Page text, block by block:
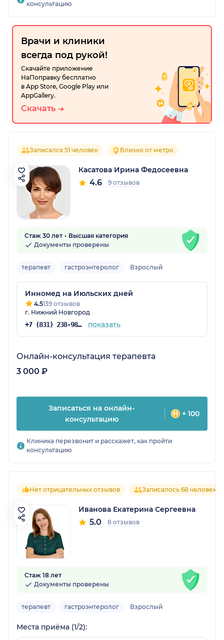
консультацию
Врачи и клиники
всегда под рукой!
Скачайте приложение
НаПоправку бесплатно
в App Store, Google Play или
AppGallery.
Скачать
Записался 51 человек Близко от метро
Касатова Ирина Федосеевна
4.6 9 отзывов
Стаж 30 лет
Высшая категория
Документы проверены
терапевт гастроэнтеролог Взрослый
Инномед на Июльских дней
4.5139 отзывов
г. Нижний Новгород
+7 (831) 238-98-86 показать
Онлайн-консультация терапевта
3 000 ₽
Записаться на онлайн-
консультацию
+ 100
Клиника перезвонит и расскажет, как пройти
консультацию
Нет отрицательных отзывов Записалось 68 человек
Иванова Екатерина Сергеевна
5.0 8 отзывов
Стаж 18 лет
Документы проверены
терапевт гастроэнтеролог Взрослый
Места приёма (1/2):